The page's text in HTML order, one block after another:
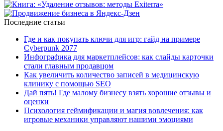
Последние статьи
Где и как покупать ключи для игр: гайд на примере
Cyberpunk 2077
Инфографика для маркетплейсов: как слайды карточки
стали главным продавцом
Как увеличить количество записей в медицинскую
клинику с помощью SEO
Дай пять! Где малому бизнесу взять хорошие отзывы и
оценки
Психология геймификации и магия вовлечения: как
игровые механики управляют нашими эмоциями